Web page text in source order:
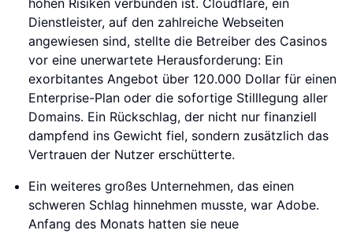
hohen Risiken verbunden ist. Cloudflare, ein
Dienstleister, auf den zahlreiche Webseiten
angewiesen sind, stellte die Betreiber des Casinos
vor eine unerwartete Herausforderung: Ein
exorbitantes Angebot über 120.000 Dollar für einen
Enterprise-Plan oder die sofortige Stilllegung aller
Domains. Ein Rückschlag, der nicht nur finanziell
dampfend ins Gewicht fiel, sondern zusätzlich das
Vertrauen der Nutzer erschütterte.
Ein weiteres großes Unternehmen, das einen
schweren Schlag hinnehmen musste, war Adobe.
Anfang des Monats hatten sie neue